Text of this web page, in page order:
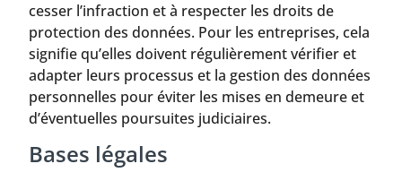
cesser l’infraction et à respecter les droits de
protection des données. Pour les entreprises, cela
signifie qu’elles doivent régulièrement vérifier et
adapter leurs processus et la gestion des données
personnelles pour éviter les mises en demeure et
d’éventuelles poursuites judiciaires.
Bases légales